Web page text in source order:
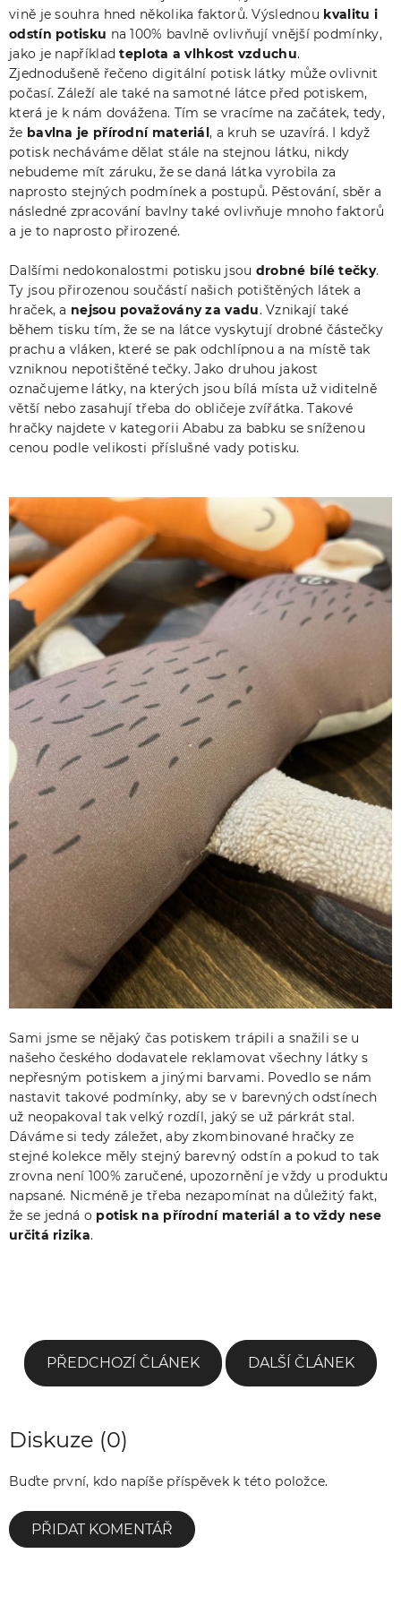
vině je souhra hned několika faktorů. Výslednou kvalitu i
odstín potisku na 100% bavlně ovlivňují vnější podmínky,
jako je napříkladteplota a vlhkost vzduchu.
Zjednodušeně řečeno digitální potisk látky může ovlivnit
počasí. Záleží ale také na samotné látce před potiskem,
která je k nám dovážena. Tím se vracíme na začátek, tedy,
že bavlna je přírodní materiál, a kruh se uzavírá. I když
potisk necháváme dělat stále na stejnou látku, nikdy
nebudeme mít záruku, že se daná látka vyrobila za
naprosto stejných podmínek a postupů. Pěstování, sběr a
následné zpracování bavlny také ovlivňuje mnoho faktorů
a je to naprosto přirozené.
Dalšími nedokonalostmi potisku jsou drobné bílé tečky.
Ty jsou přirozenou součástí našich potištěných látek a
hraček, a nejsou považovány za vadu. Vznikají také
během tisku tím, že se na látce vyskytují drobné částečky
prachu a vláken, které se pak odchlípnou a na místě tak
vzniknou nepotištěné tečky. Jako druhou jakost
označujeme látky, na kterých jsou bílá místa už viditelně
větší nebo zasahují třeba do obličeje zvířátka. Takové
hračky najdete v kategorii Ababu za babku se sníženou
cenou podle velikosti příslušné vady potisku.
Sami jsme se nějaký čas potiskem trápili a snažili se u
našeho českého dodavatele reklamovat všechny látky s
nepřesným potiskem a jinými barvami. Povedlo se nám
nastavit takové podmínky, aby se v barevných odstínech
už neopakoval tak velký rozdíl, jaký se už párkrát stal.
Dáváme si tedy záležet, aby zkombinované hračky ze
stejné kolekce měly stejný barevný odstín a pokud to tak
zrovna není 100% zaručené, upozornění je vždy u produktu
napsané. Nicméně je třeba nezapomínat na důležitý fakt,
že se jedná o potisk na přírodní materiál a to vždy nese
určitá rizika.
PŘEDCHOZÍ ČLÁNEK DALŠÍ ČLÁNEK
Diskuze (0)
Buďte první, kdo napíše příspěvek k této položce.
PŘIDAT KOMENTÁŘ